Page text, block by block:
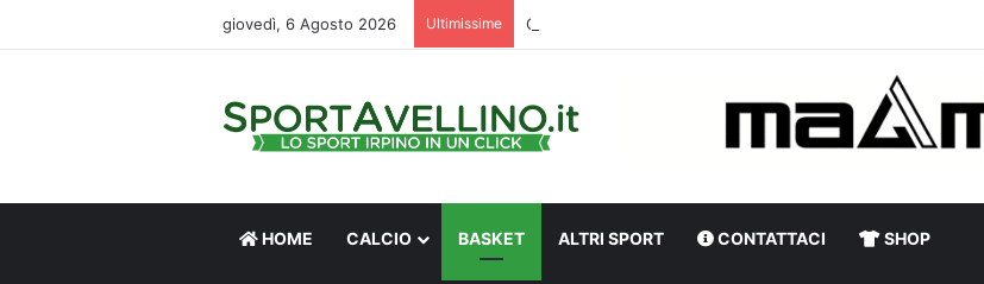
giovedì, 6 Agosto 2026 Ultimissime
HOME CALCIO BASKET ALTRI SPORT CONTATTACI SHOP